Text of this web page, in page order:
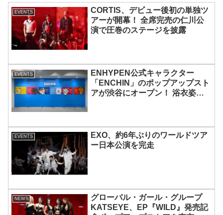
EVENTS
CORTIS、デビュー後初の単独ツ
アーが開幕！ 全席完売の仁川公
演で圧巻のステージを披露
EVENTS
ENHYPEN公式キャラクター
「ENCHIN」のポップアップスト
アが渋谷にオープン！ 浴衣姿の
EVENTS
EXO、約6年ぶりのワールドツア
ー日本公演を完走
NEWS
グローバル・ガール・グループ
KATSEYE、EP『WILD』発売記